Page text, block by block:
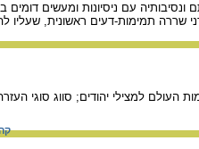
למצילי יהודים; סווג סוגי